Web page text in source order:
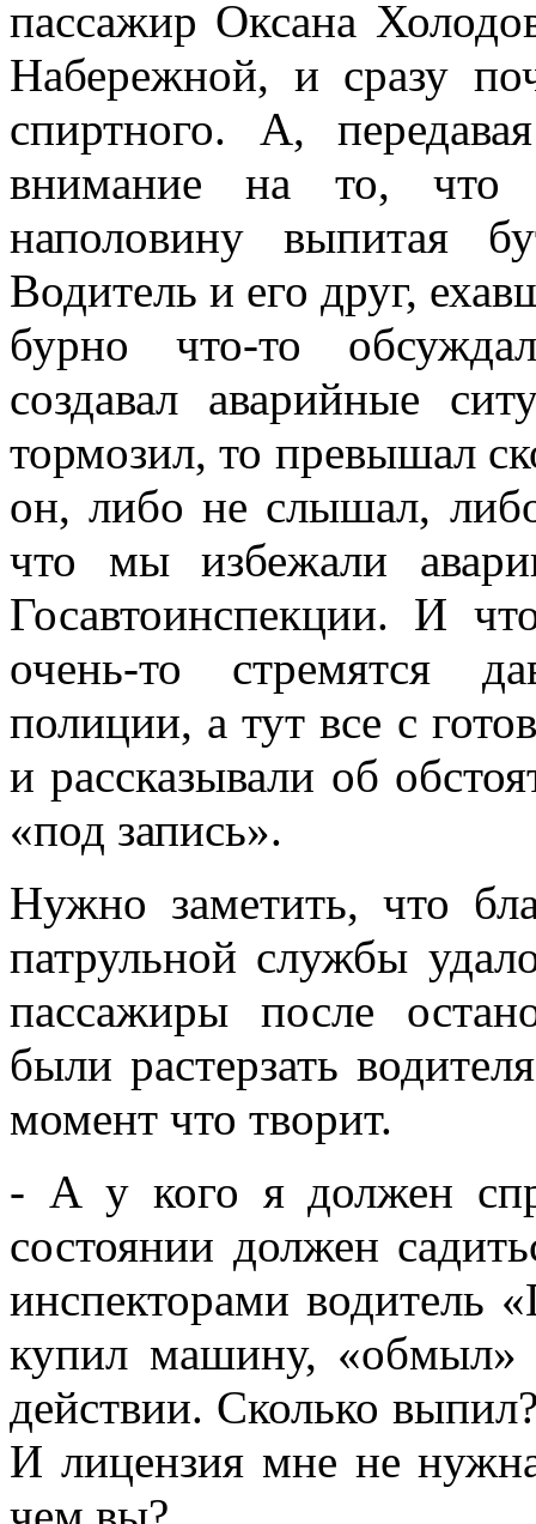
пассажир Оксана
Набережной, и сразу
спиртного. А,
внимание на то, что
наполовину выпитая
Водитель и его друг,
бурно что-то
создавал аварийные
тормозил, то превышал
он, либо не слышал,
что мы избежали
Госавтоинспекции. И
очень-то стремятся
полиции, а тут все с
и рассказывали об
«под запись».
Нужно заметить, что
патрульной службы
пассажиры после
были растерзать
момент что творит.
- А у кого я должен
состоянии должен
инспекторами
купил машину,
действии. Сколько
И лицензия мне не